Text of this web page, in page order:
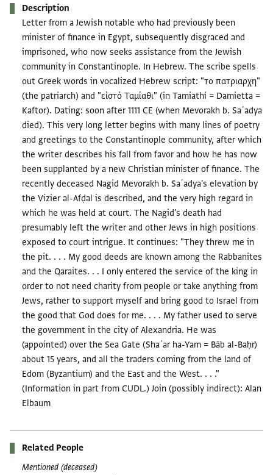
Description
Letter from a Jewish notable who had previously been
minister of finance in Egypt, subsequently disgraced and
imprisoned, who now seeks assistance from the Jewish
community in Constantinople. In Hebrew. The scribe spells
out Greek words in vocalized Hebrew script: "το πατριαρχη"
(the patriarch) and "εἰστό Ταμίαθι" (in Tamiathi = Damietta =
Kaftor). Dating: soon after 1111 CE (when Mevorakh b. Saʿadya
died). This very long letter begins with many lines of poetry
and greetings to the Constantinople community, after which
the writer describes his fall from favor and how he has now
been supplanted by a new Christian minister of finance. The
recently deceased Nagid Mevorakh b. Saʿadya's elevation by
the Vizier al-Afḍal is described, and the very high regard in
which he was held at court. The Nagid's death had
presumably left the writer and other Jews in high positions
exposed to court intrigue. It continues: "They threw me in
the pit. . . . My good deeds are known among the Rabbanites
and the Qaraites. . . I only entered the service of the king in
order to not need charity from people or take anything from
Jews, rather to support myself and bring good to Israel from
the good that God does for me. . . . My father used to serve
the government in the city of Alexandria. He was
(appointed) over the Sea Gate (Shaʿar ha-Yam = Bāb al-Baḥr)
about 15 years, and all the traders coming from the land of
Edom (Byzantium) and the East and the West. . . ."
(Information in part from CUDL.) Join (possibly indirect): Alan
Elbaum
Related People
Mentioned (deceased)